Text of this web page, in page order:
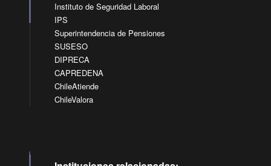
Instituto de Seguridad Laboral
IPS
Superintendencia de Pensiones
SUSESO
DIPRECA
CAPREDENA
ChileAtiende
ChileValora